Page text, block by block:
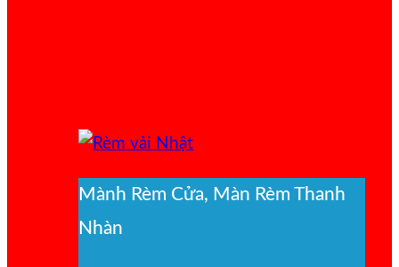
Mành Rèm Cửa, Màn Rèm Thanh
Nhàn